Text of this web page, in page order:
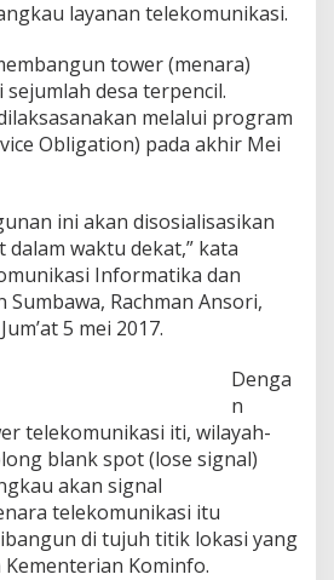
layanan telekomunikasi.
tower (menara)
desa terpencil.
melalui program
Obligation) pada akhir Mei
ini akan disosialisasikan
dalam waktu dekat,” kata
Informatika dan
Rachman Ansori,
5 mei 2017.
Denga
n
telekomunikasi iti, wilayah-
blank spot (lose signal)
akan signal
telekomunikasi itu
di tujuh titik lokasi yang
Kominfo.